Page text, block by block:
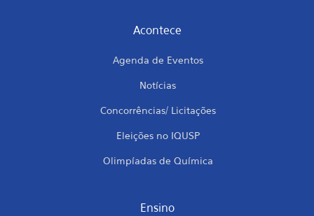
Acontece
Agenda de Eventos
Notícias
Concorrências/ Licitações
Eleições no IQUSP
Olimpíadas de Química
Ensino